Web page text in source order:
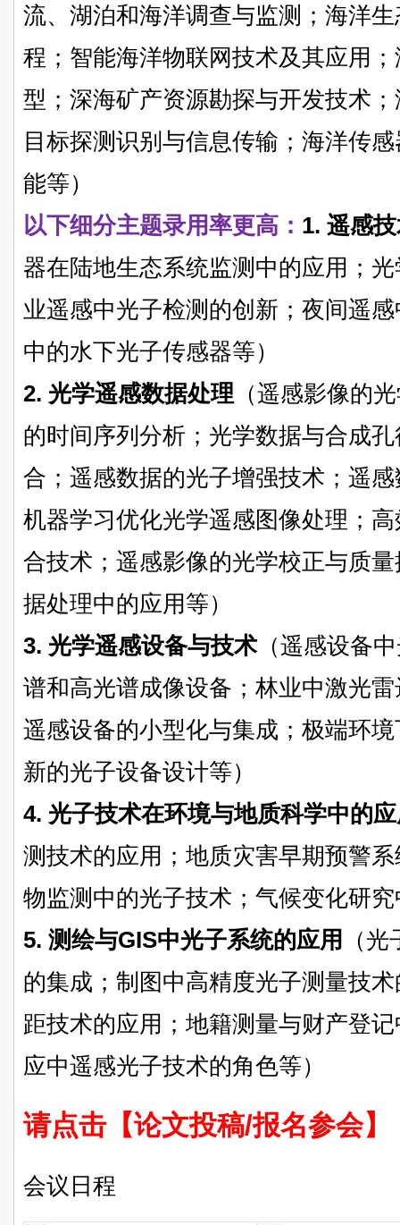
流、湖泊和海洋调查与监测；海洋
程；智能海洋物联网技术及其应用
型；深海矿产资源勘探与开发技术
目标探测识别与信息传输；海洋传
能等）
以下细分主题录用率更高： 1. 遥感
器在陆地生态系统监测中的应用；
业遥感中光子检测的创新；夜间遥
中的水下光子传感器等）
2. 光学遥感数据处理 （遥感影像的
的时间序列分析；光学数据与合成
合；遥感数据的光子增强技术；遥
机器学习优化光学遥感图像处理；
合技术；遥感影像的光学校正与质
据处理中的应用等）
3. 光学遥感设备与技术（遥感设备
谱和高光谱成像设备；林业中激光
遥感设备的小型化与集成；极端环
新的光子设备设计等）
4. 光子技术在环境与地质科学中的
测技术的应用；地质灾害早期预警
物监测中的光子技术；气候变化研
5. 测绘与GIS中光子系统的应用
（
的集成；制图中高精度光子测量技
距技术的应用；地籍测量与财产登
应中遥感光子技术的角色等）
请点击【论文投稿/报名参会】
会议日程